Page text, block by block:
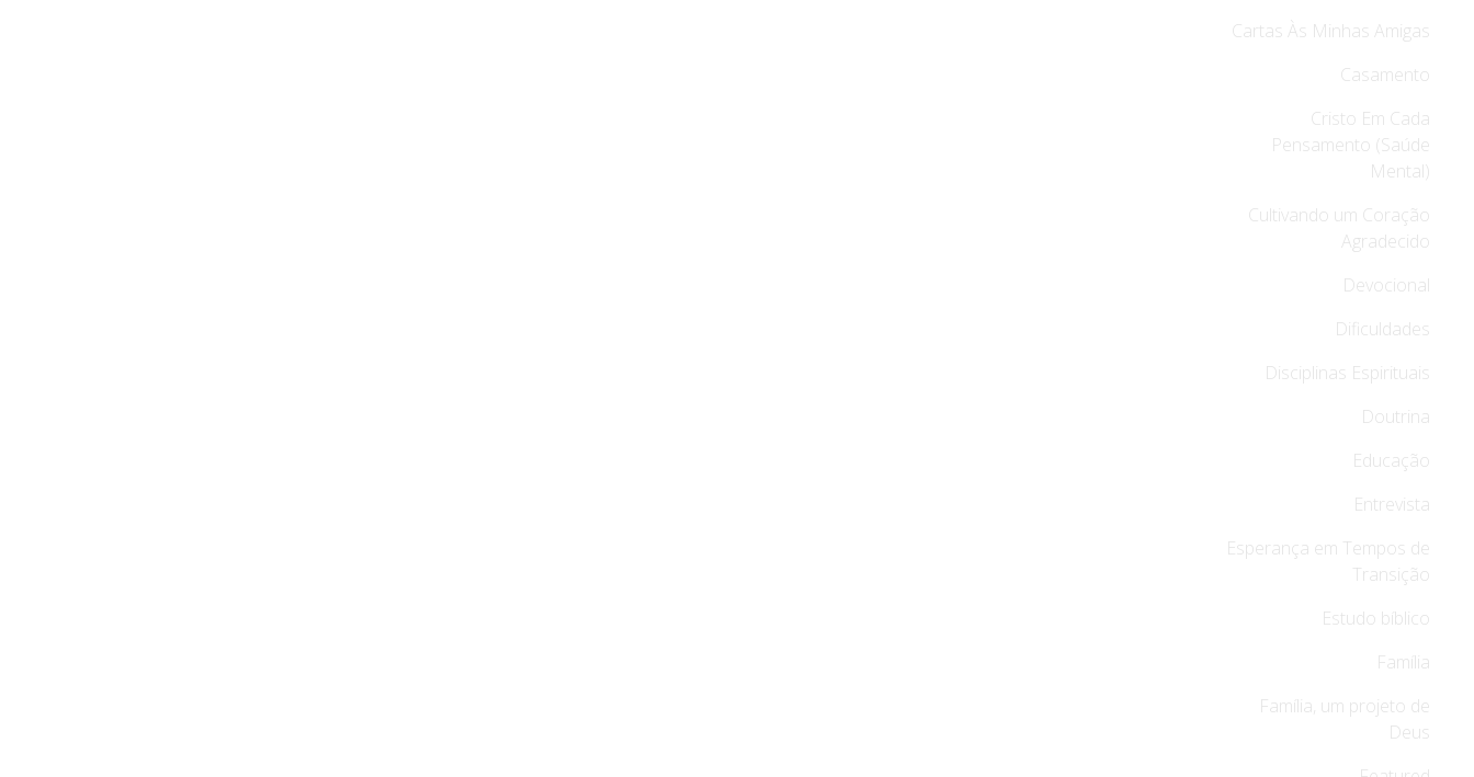
Cartas Às Minhas Amigas
Casamento
Cristo Em Cada
Pensamento (Saúde
Mental)
Cultivando um Coração
Agradecido
Devocional
Dificuldades
Disciplinas Espirituais
Doutrina
Educação
Entrevista
Esperança em Tempos de
Transição
Estudo bíblico
Família
Família, um projeto de
Deus